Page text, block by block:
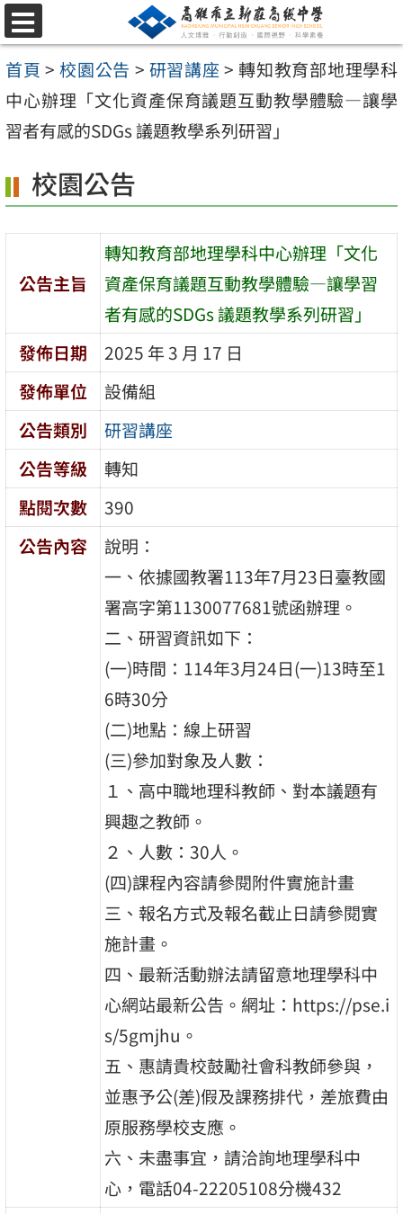
跳
至
主
要
內
區
選
單
首頁 > 校園公告 > 研習講座 > 轉知教育部地理學科
中心辦理「文化資產保育議題互動教學體驗—讓學
習者有感的SDGs 議題教學系列研習」
校園公告
公告主旨
轉知教育部地理學科中心辦理「文化
資產保育議題互動教學體驗—讓學習
者有感的SDGs 議題教學系列研習」
發佈日期
2025 年 3 月 17 日
發佈單位
設備組
公告類別
研習講座
公告等級
轉知
點閱次數
390
公告內容
說明：
一、依據國教署113年7月23日臺教國
署高字第1130077681號函辦理。
二、研習資訊如下：
(一)時間：114年3月24日(一)13時至1
6時30分
(二)地點：線上研習
(三)參加對象及人數：
１、高中職地理科教師、對本議題有
興趣之教師。
２、人數：30人。
(四)課程內容請參閱附件實施計畫
三、報名方式及報名截止日請參閱實
施計畫。
四、最新活動辦法請留意地理學科中
心網站最新公告。網址：https://pse.i
s/5gmjhu。
五、惠請貴校鼓勵社會科教師參與，
並惠予公(差)假及課務排代，差旅費由
原服務學校支應。
六、未盡事宜，請洽詢地理學科中
心，電話04-22205108分機432